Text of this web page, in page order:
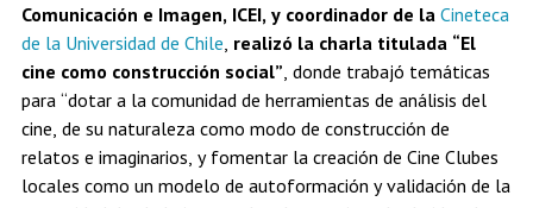
Comunicación e Imagen, ICEI, y coordinador de la Cineteca
de la Universidad de Chile, realizó la charla titulada “El
cine como construcción social”, donde trabajó temáticas
para “dotar a la comunidad de herramientas de análisis del
cine, de su naturaleza como modo de construcción de
relatos e imaginarios, y fomentar la creación de Cine Clubes
locales como un modelo de autoformación y validación de la